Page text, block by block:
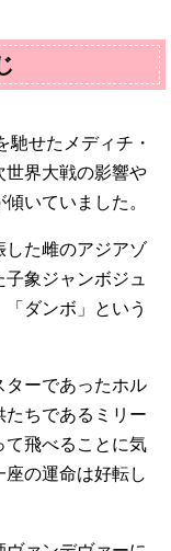
馳せたメディチ・
世界大戦の影響や
いていました。
した雌のアジアゾ
象ジャンボジュ
ダンボ」という
ターであったホル
たちであるミリー
て飛べることに気
の運命は好転し